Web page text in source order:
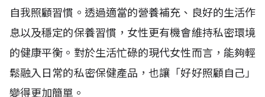
自我照顧習慣。透過適當的營養補充、良好的生活作
息以及穩定的保養習慣，女性更有機會維持私密環境
的健康平衡。對於生活忙碌的現代女性而言，能夠輕
鬆融入日常的私密保健產品，也讓「好好照顧自己」
變得更加簡單。